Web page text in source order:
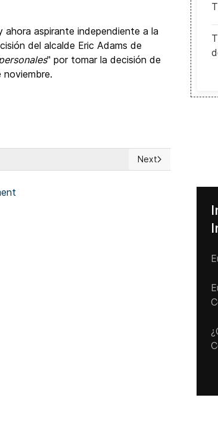
aspirante independiente a la
del alcalde Eric Adams de
" por tomar la decisión de
Next article:
Next